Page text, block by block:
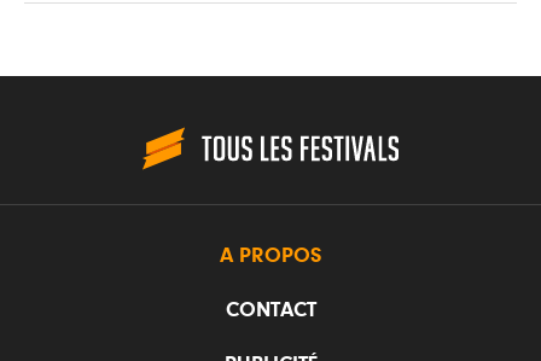
A PROPOS
CONTACT